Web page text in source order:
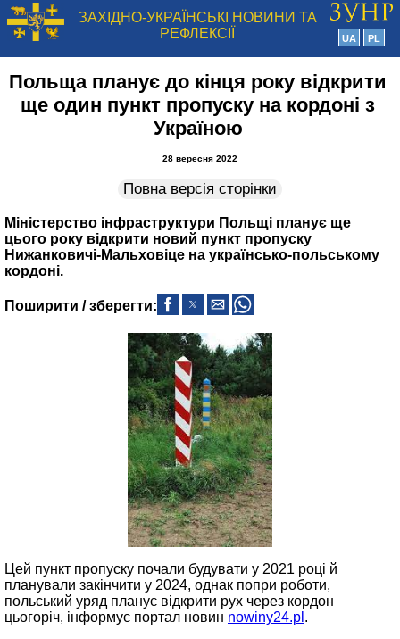
ЗАХІДНО-УКРАЇНСЬКІ НОВИНИ ТА
РЕФЛЕКСІЇ
UA PL
Польща планує до кінця року відкрити
ще один пункт пропуску на кордоні з
Україною
28 вересня 2022
Повна версія сторінки
Міністерство інфраструктури Польщі планує ще
цього року відкрити новий пункт пропуску
Нижанковичі-Мальховіце на українсько-польському
кордоні.
Поширити / зберегти:
Цей пункт пропуску почали будувати у 2021 році й
планували закінчити у 2024, однак попри роботи,
польський уряд планує відкрити рух через кордон
цьогоріч, інформує портал новин nowiny24.pl .